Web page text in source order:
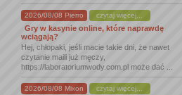
2026/08/08 Pierro czytaj więcej...
Gry w kasynie online, które naprawdę
wciągają?
Hej, chłopaki, jeśli macie takie dni, że nawet
czytanie maili już męczy,
https://laboratoriumwody.com.pl może dać ...
2026/08/08 Mixon czytaj więcej...